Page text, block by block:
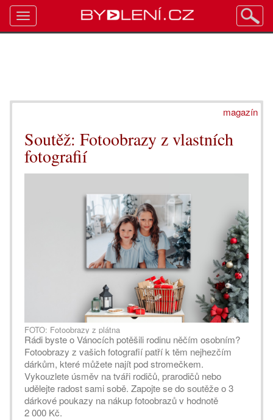
magazín
Soutěž: Fotoobrazy z vlastních
fotografií
FOTO: Fotoobrazy z plátna
Rádi byste o Vánocích potěšili rodinu něčím osobním?
Fotoobrazy z vašich fotografií patří k těm nejhezčím
dárkům, které můžete najít pod stromečkem.
Vykouzlete úsměv na tváři rodičů, prarodičů nebo
udělejte radost sami sobě. Zapojte se do soutěže o 3
dárkové poukazy na nákup fotoobrazů v hodnotě
2 000 Kč.
Toggle
navigation